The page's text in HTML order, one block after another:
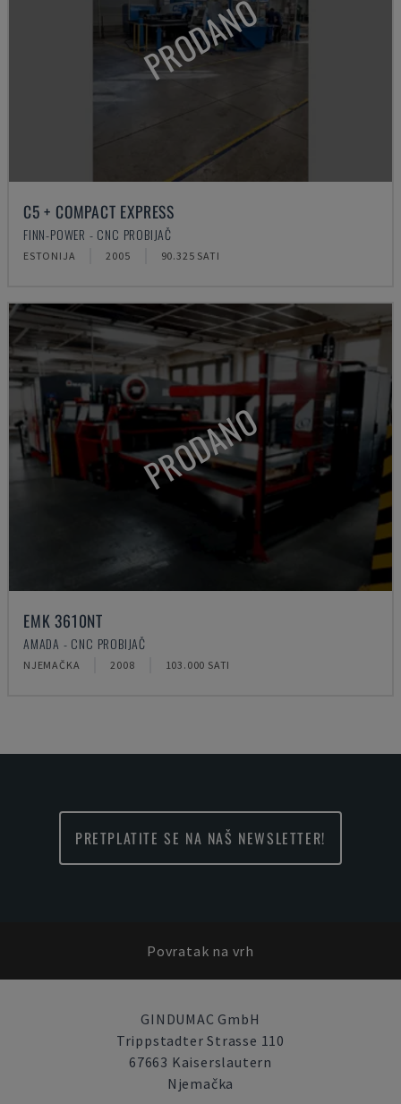
PRODANO
C5 + COMPACT EXPRESS
FINN-POWER - CNC PROBIJAČ
ESTONIJA 2005 90.325 SATI
PRODANO
EMK 3610NT
AMADA - CNC PROBIJAČ
NJEMAČKA 2008 103.000 SATI
PRETPLATITE SE NA NAŠ NEWSLETTER!
Povratak na vrh
GINDUMAC GmbH
Trippstadter Strasse 110
67663 Kaiserslautern
Njemačka